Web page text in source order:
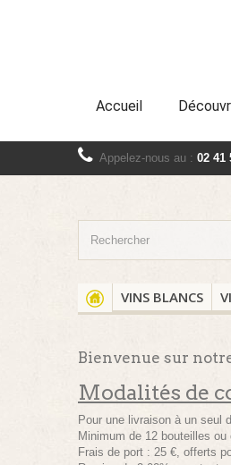
Accueil
Appelez-nous au : 02 41
VINS BLANCS
Bienvenue sur
Modalités de
Pour une livraison à un seul
Minimum de 12 bouteilles
Frais de port : 25 €, offerts